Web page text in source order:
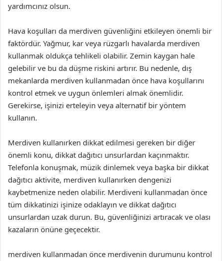
yardımcınız olsun.
Hava koşulları da merdiven güvenliğini etkileyen önemli bir
faktördür. Yağmur, kar veya rüzgarlı havalarda merdiven
kullanmak oldukça tehlikeli olabilir. Zemin kaygan hale
gelebilir ve bu da düşme riskini artırır. Bu nedenle, dış
mekanlarda merdiven kullanmadan önce hava koşullarını
kontrol etmek ve uygun önlemleri almak önemlidir.
Gerekirse, işinizi erteleyin veya alternatif bir yöntem
kullanın.
Merdiven kullanırken dikkat edilmesi gereken bir diğer
önemli konu, dikkat dağıtıcı unsurlardan kaçınmaktır.
Telefonla konuşmak, müzik dinlemek veya başka bir dikkat
dağıtıcı aktivite, merdiven kullanırken dengenizi
kaybetmenize neden olabilir. Merdiveni kullanmadan önce
tüm dikkatinizi işinize odaklayın ve dikkat dağıtıcı
unsurlardan uzak durun. Bu, güvenliğinizi artıracak ve olası
kazaların önüne geçecektir.
merdiven kullanmadan önce merdivenin durumunu kontrol